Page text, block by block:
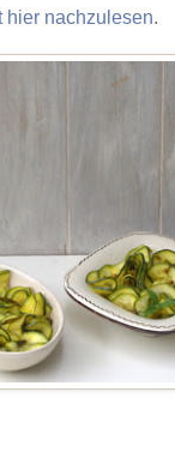
hier nachzulesen.